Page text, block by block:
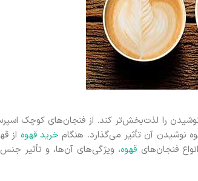
را لذت‌بخش‌تر کند. از فنجان‌های کوچک
نوشیدن آن تأثیر می‌گذارد. هنگام خرید قهوه از
فنجان‌های قهوه، ویژگی‌های آن‌ها، و تأثیر